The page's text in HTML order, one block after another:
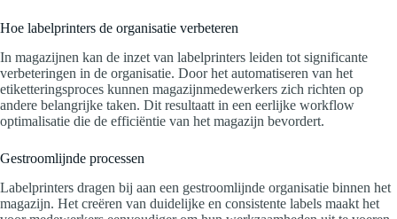
Hoe labelprinters de organisatie verbeteren
In magazijnen kan de inzet van labelprinters leiden tot significante
verbeteringen in de organisatie. Door het automatiseren van het
etiketteringsproces kunnen magazijnmedewerkers zich richten op
andere belangrijke taken. Dit resultaatt in een eerlijke workflow
optimalisatie die de efficiëntie van het magazijn bevordert.
Gestroomlijnde processen
Labelprinters dragen bij aan een gestroomlijnde organisatie binnen het
magazijn. Het creëren van duidelijke en consistente labels maakt het